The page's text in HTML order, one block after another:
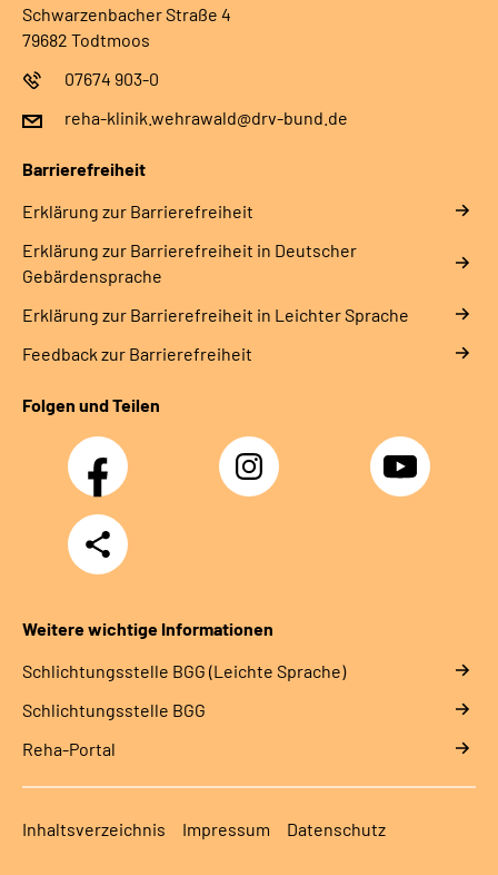
Schwarzenbacher Straße 4
79682 Todtmoos
07674 903-0
reha-klinik.wehrawald@drv-bund.de
Barrierefreiheit
Erklärung zur Barrierefreiheit
Erklärung zur Barrierefreiheit in Deutscher
Gebärdensprache
Erklärung zur Barrierefreiheit in Leichter Sprache
Feedback zur Barrierefreiheit
Folgen und Teilen
Facebook Instagram YouTube
Teilen
Weitere wichtige Informationen
Schlich­tungs­stel­le BGG (Leichte Sprache)
Schlich­tungs­stel­le BGG
Reha-Portal
Inhaltsverzeichnis Impressum Datenschutz